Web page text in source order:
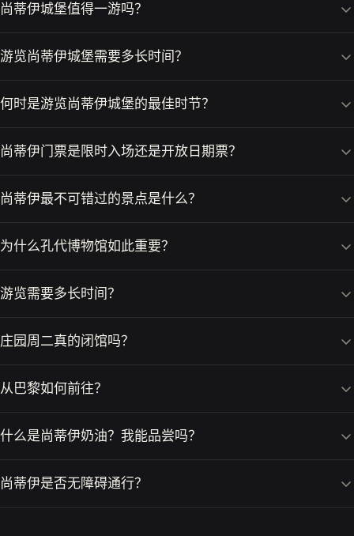
尚蒂伊城堡值得一游吗？
游览尚蒂伊城堡需要多长时间？
何时是游览尚蒂伊城堡的最佳时节？
尚蒂伊门票是限时入场还是开放日期票？
尚蒂伊最不可错过的景点是什么？
为什么孔代博物馆如此重要？
游览需要多长时间？
庄园周二真的闭馆吗？
从巴黎如何前往？
什么是尚蒂伊奶油？我能品尝吗？
尚蒂伊是否无障碍通行？